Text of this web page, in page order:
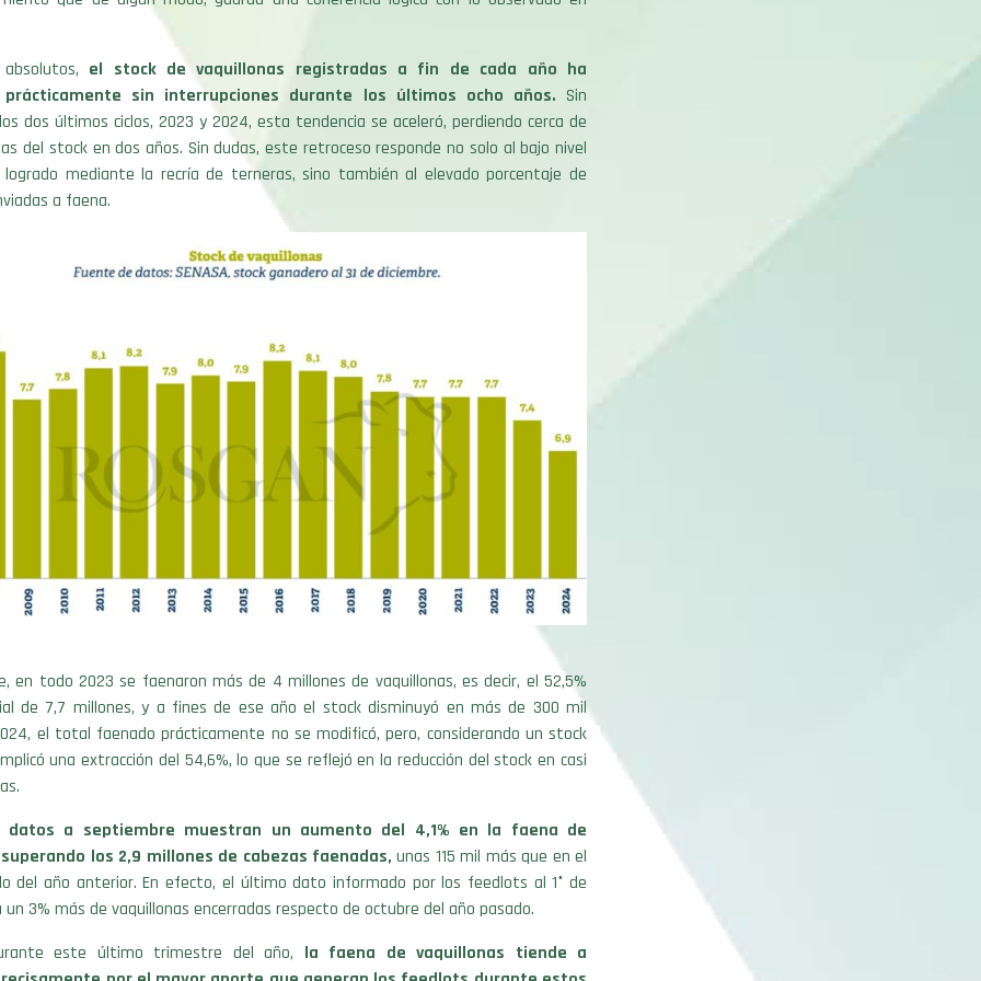
el stock de vaquillonas registradas a fin de cada año ha
prácticamente sin interrupciones durante los últimos ocho años. Sin
dos últimos ciclos, 2023 y 2024, esta tendencia se aceleró, perdiendo cerca de
del stock en dos años. Sin dudas, este retroceso responde no solo al bajo nivel
logrado mediante la recría de terneras, sino también al elevado porcentaje de
a faena.
en todo 2023 se faenaron más de 4 millones de vaquillonas, es decir, el 52,5%
de 7,7 millones, y a fines de ese año el stock disminuyó en más de 300 mil
el total faenado prácticamente no se modificó, pero, considerando un stock
una extracción del 54,6%, lo que se reflejó en la reducción del stock en casi
a septiembre muestran un aumento del 4,1% en la faena de
los 2,9 millones de cabezas faenadas, unas 115 mil más que en el
del año anterior. En efecto, el último dato informado por los feedlots al 1° de
un 3% más de vaquillonas encerradas respecto de octubre del año pasado.
este último trimestre del año, la faena de vaquillonas tiende a